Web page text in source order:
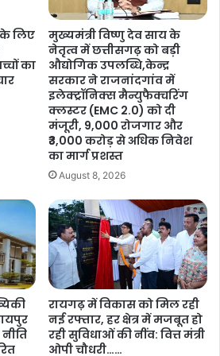
रुपये की लागत से वाराणसी के काशी विश्वनाथ
की जा रही है। राष्ट्रीय स्तर पर नई पहचान देने
है। एक जनवरी 2026 को भारत के पर्यटन
श्री विष्णुदेव साय ने इस परियोजना का
एक हजार वर्ष पुरानी ऐतिहासिक धरोहर है
से आने वाले हजार वर्षों तक इसे संरक्षित रखने
विकास का मास्टर प्लान तैयार
बगीचा सर्किट अंर्तगत तीन प्रमुख पर्यटन स्थलों
मंजूर किए हैं। इस परियोजना का भूमिपूजन 25
विष्णुदेव साय के द्वारा किया गया था। सिरपुर
विश्व विरासत स्थल में बदलने के लिए एक मास्टर
के लिए
का
मुख्यमंत्री विष्णु देव साय के
नेतृत्व में छत्तीसगढ़ को बड़ी
औद्योगिक उपलब्धि,केन्द्र
सरकार ने राजनांदगांव में
इलेक्ट्रॉनिक्स मैन्युफैक्चरिंग
क्लस्टर (EMC 2.0) को दी
मंजूरी, 9,000 रोजगार और
₹3,000 करोड़ से अधिक निवेश
का मार्ग प्रशस्त
August 8, 2026
रायगढ़ में विकास को मिल रही
नई रफ्तार, हर क्षेत्र में मजबूत हो
रही सुविधाओं की नींव: वित्त मंत्री
ओपी चौधरी……